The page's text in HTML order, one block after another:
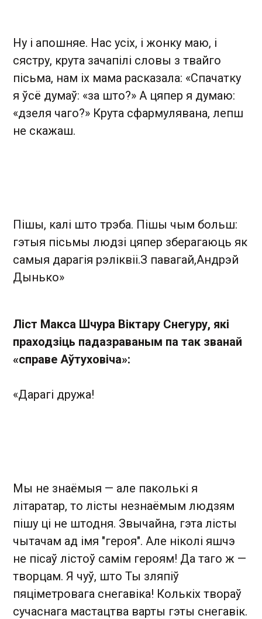
Ну і апошняе. Нас усіх, і жонку маю, і
сястру, крута зачапілі словы з твайго
пісьма, нам іх мама расказала: «Спачатку
я ўсё думаў: «за што?» А цяпер я думаю:
«дзеля чаго?» Крута сфармулявана, лепш
не скажаш.
Пішы, калі што трэба. Пішы чым больш:
гэтыя пісьмы людзі цяпер зберагаюць як
самыя дарагія рэліквіі.З павагай,Андрэй
Дынько»
Ліст Макса Шчура Віктару Снегуру, які
праходзіць падазраваным па так званай
«справе Аўтуховіча»:
«Дарагі дружа!
Мы не знаёмыя — але паколькі я
літаратар, то лісты незнаёмым людзям
пішу ці не штодня. Звычайна, гэта лісты
чытачам ад імя "героя". Але ніколі яшчэ
не пісаў лістоў самім героям! Да таго ж —
творцам. Я чуў, што Ты зляпіў
пяціметровага снегавіка! Колькіх твораў
сучаснага мастацтва варты гэты снегавік.